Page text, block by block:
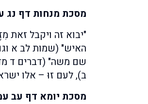
מסכת מנחות דף נג
"יבוא זה ויקבל זאת
האיש" (שמות לב א
שם משה" (דברים ד
ב), לעם זוּ – אלו
מסכת יומא דף עב